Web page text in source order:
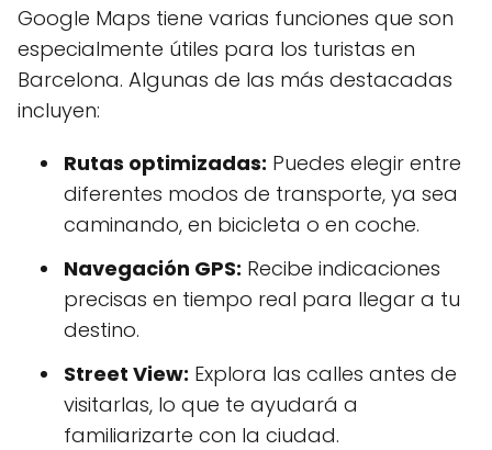
Google Maps tiene varias funciones que son
especialmente útiles para los turistas en
Barcelona. Algunas de las más destacadas
incluyen:
Rutas optimizadas: Puedes elegir entre
diferentes modos de transporte, ya sea
caminando, en bicicleta o en coche.
Navegación GPS: Recibe indicaciones
precisas en tiempo real para llegar a tu
destino.
Street View: Explora las calles antes de
visitarlas, lo que te ayudará a
familiarizarte con la ciudad.